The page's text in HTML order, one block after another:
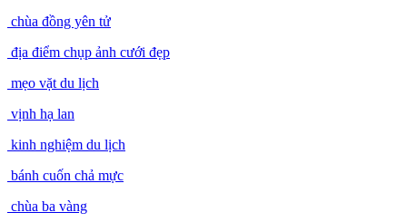
chùa đồng yên tử
địa điểm chụp ảnh cưới đẹp
mẹo vặt du lịch
vịnh hạ lan
kinh nghiệm du lịch
bánh cuốn chả mực
chùa ba vàng